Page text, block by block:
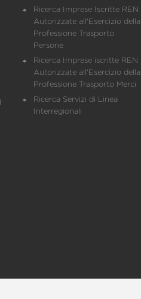
Ricerca Imprese Iscritte REN
Autorizzate all'Esercizio della
Professione Trasporto
Persone
Ricerca Imprese iscritte REN
Autorizzate all'Esercizio della
Professione Trasporto Merci
Ricerca Servizi di Linea
Interregionali